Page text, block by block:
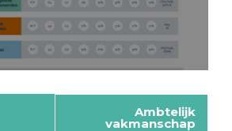
Ambtelijk
vakmanschap